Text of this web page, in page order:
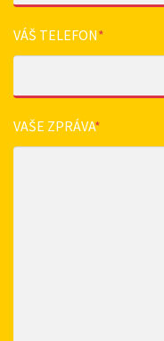
VÁŠ TELEFON*
VAŠE ZPRÁVA*